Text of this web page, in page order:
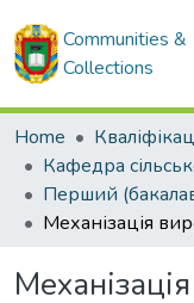
Communities &
Collections
Home